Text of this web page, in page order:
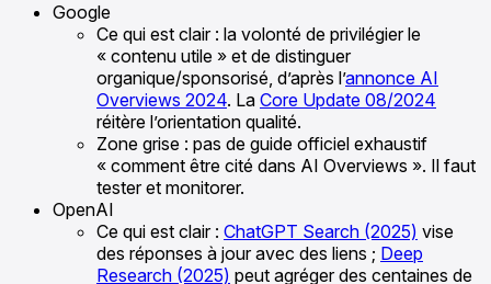
Google
Ce qui est clair : la volonté de privilégier le
« contenu utile » et de distinguer
organique/sponsorisé, d’après l’annonce AI
Overviews 2024. La Core Update 08/2024
réitère l’orientation qualité.
Zone grise : pas de guide officiel exhaustif
« comment être cité dans AI Overviews ». Il faut
tester et monitorer.
OpenAI
Ce qui est clair : ChatGPT Search (2025) vise
des réponses à jour avec des liens ; Deep
Research (2025) peut agréger des centaines de